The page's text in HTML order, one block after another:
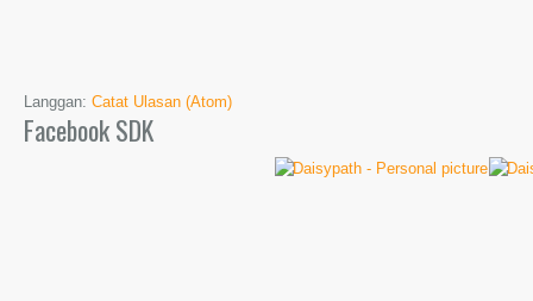
Langgan: Catat Ulasan (Atom)
Facebook SDK